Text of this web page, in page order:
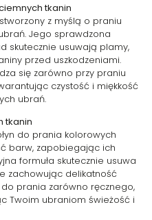
tkanin
z myślą o praniu
Jego sprawdzona
skutecznie usuwają plamy,
przed uszkodzeniami.
się zarówno przy praniu
czystość i miękkość
ubrań.
tkanin
do prania kolorowych
barw, zapobiegając ich
formuła skutecznie usuwa
zachowując delikatność
prania zarówno ręcznego,
Twoim ubraniom świeżość i